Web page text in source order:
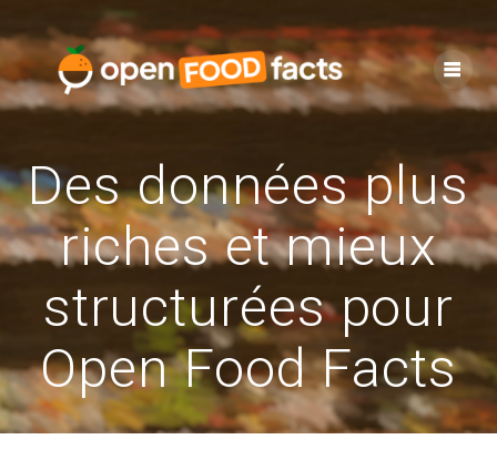
to
content
Des données plus
riches et mieux
structurées pour
Open Food Facts